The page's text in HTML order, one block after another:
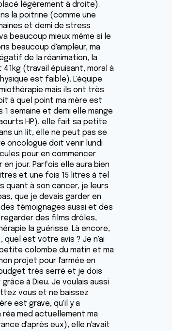
légèrement à droite).
la poitrine (comme une
et demi de stress
beaucoup mieux même si le
beaucoup d'ampleur, ma
de la réanimation, la
(travail épuisant, moral à
est faible). L'équipe
mais ils ont très
à quel point ma mère est
semaine et demi elle mange
HP), elle fait sa petite
un lit, elle ne peut pas se
oncologue doit venir lundi
pour en commencer
jour. Parfois elle aura bien
et une fois 15 litres à tel
quant à son cancer, je leurs
que je devais garder en
témoignages aussi et des
des films drôles,
la guérisse. Là encore,
quel est votre avis ? Je n'ai
colombe du matin et ma
projet pour l'armée en
très serré et je dois
à Dieu. Je voulais aussi
vous et ne baissez
est grave, qu'il y a
med actuellement ma
d'après eux), elle n'avait